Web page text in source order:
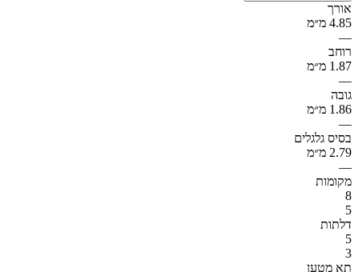
אורך
4.85 מ״מ
—
רוחב
1.87 מ״מ
—
גובה
1.86 מ״מ
—
בסיס גלגלים
2.79 מ״מ
—
מקומות
8
5
דלתות
5
3
תא מטען